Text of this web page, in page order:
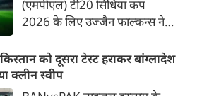
पर होंगी।
(एमपीएल) टी20 सिंधिया कप
2026 के लिए उज्जैन फाल्कन्स ने
जिसमें युवा ऑलराउंडर माधव तिवारी
सबसे बड़े आकर्षण के रूप में
उभरकर सामने आए हैं। इंडियन
को दूसरा टेस्ट हराकर बांग्लादेश
क्लीन स्वीप